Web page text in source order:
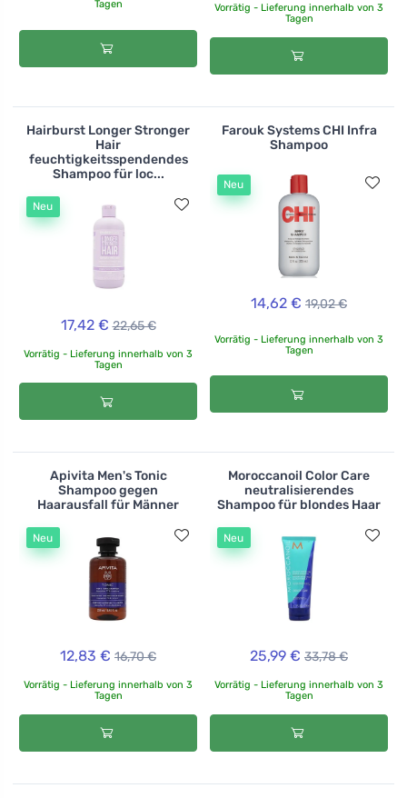
Tagen
Vorrätig - Lieferung innerhalb von 3
Tagen
Hairburst Longer Stronger
Hair
feuchtigkeitsspendendes
Shampoo für loc...
Neu
17,42 € 22,65 €
Vorrätig - Lieferung innerhalb von 3
Tagen
Farouk Systems CHI Infra
Shampoo
Neu
14,62 € 19,02 €
Vorrätig - Lieferung innerhalb von 3
Tagen
Apivita Men's Tonic
Shampoo gegen
Haarausfall für Männer
Neu
12,83 € 16,70 €
Vorrätig - Lieferung innerhalb von 3
Tagen
Moroccanoil Color Care
neutralisierendes
Shampoo für blondes Haar
Neu
25,99 € 33,78 €
Vorrätig - Lieferung innerhalb von 3
Tagen